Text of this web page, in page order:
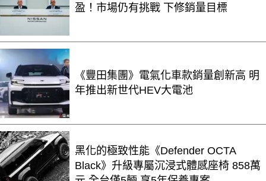
盈！市場仍有挑戰 下修銷量目標
《豐田集團》電氣化車款銷量創新高 明
年推出新世代HEV大電池
黑化的極致性能《Defender OCTA
Black》升級專屬沉浸式體感座椅 858萬